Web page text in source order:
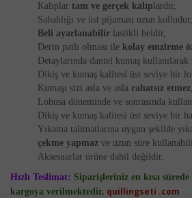
Kalıplar tam ve gerçek kalıp lardır,
Sabahlığı ve üst pijaması uzun kolludur,
Beli ayarlanabilir lastikli beldir,
Derin patlı olması ile kolay emzirme
Detaylarında dantel kumaş kullanılarak
Dikiş ve kumaş kalitesi üst seviye bir
Kumaşı sizi asla ve asla rahatsız etmez,
Lohusa döneminde ve sonrasında
Dikiş ve kumaş kalitesi üst seviye bir
Yıkama talimatlarına uygun şekilde
çekme yapmaz ve uzun süre
Aksesuarlar ürüne dahil değildir.
Hızlı Teslimat: Siparişleriniz en kısa
kargoya verilmektedir. quillingseti .com